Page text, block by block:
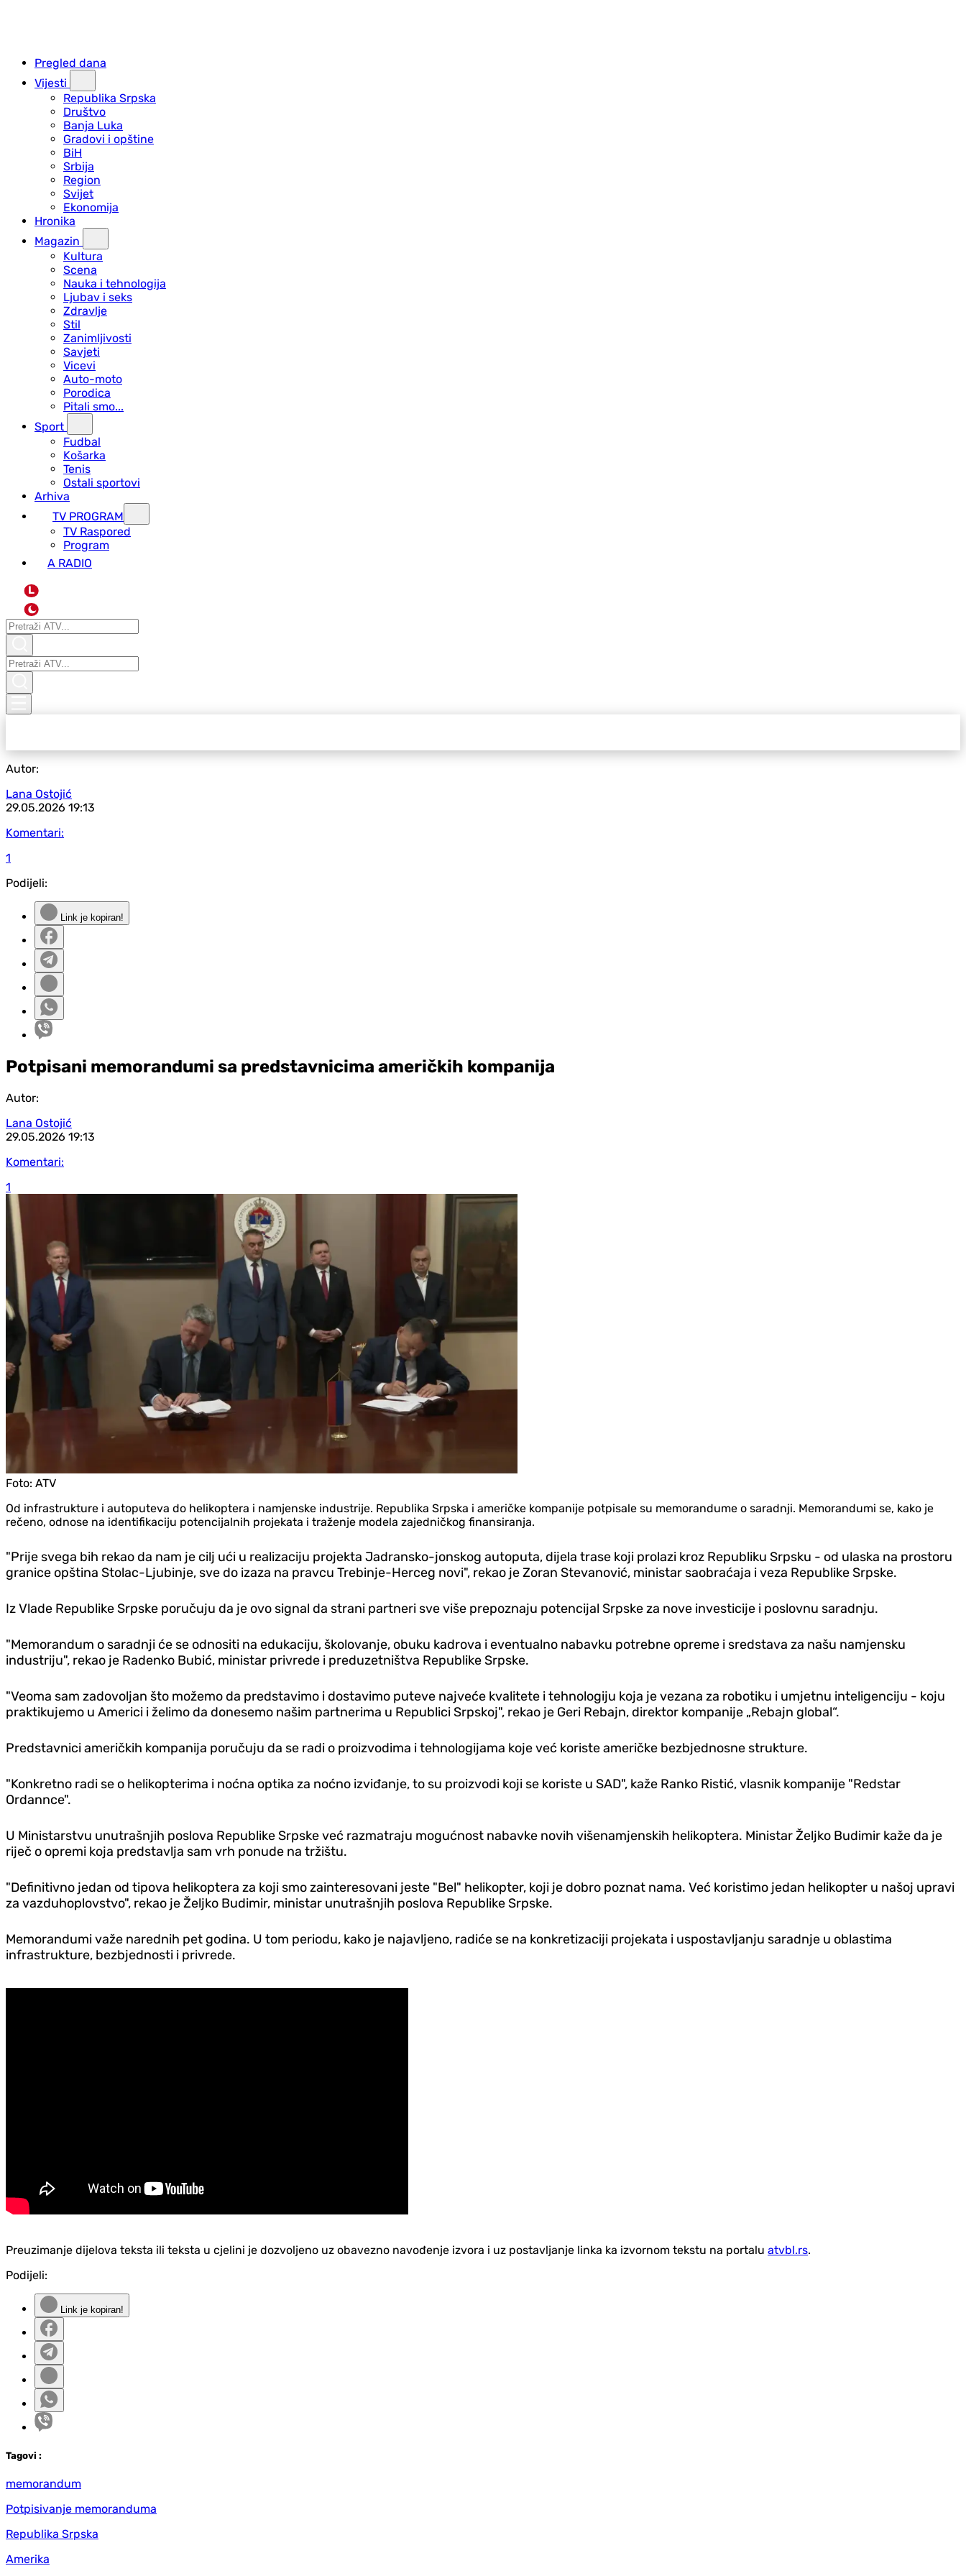
Pregled dana
Vijesti
Republika Srpska
Društvo
Banja Luka
Gradovi i opštine
BiH
Srbija
Region
Svijet
Ekonomija
Hronika
Magazin
Kultura
Scena
Nauka i tehnologija
Ljubav i seks
Zdravlje
Stil
Zanimljivosti
Savjeti
Vicevi
Auto-moto
Porodica
Pitali smo...
Sport
Fudbal
Košarka
Tenis
Ostali sportovi
Arhiva
TV PROGRAM
ТV Raspored
Program
A RADIO
L
Autor:
Lana Ostojić
29.05.2026 19:13
Komentari:
1
Podijeli:
Link je kopiran!
Potpisani memorandumi sa predstavnicima američkih kompanija
Autor:
Lana Ostojić
29.05.2026 19:13
Komentari:
1
Foto: ATV
Od infrastrukture i autoputeva do helikoptera i namjenske industrije. Republika Srpska i američke kompanije potpisale su memorandume o saradnji. Memorandumi se, kako je
rečeno, odnose na identifikaciju potencijalnih projekata i traženje modela zajedničkog finansiranja.
"Prije svega bih rekao da nam je cilj ući u realizaciju projekta Jadransko-jonskog autoputa, dijela trase koji prolazi kroz Republiku Srpsku - od ulaska na prostoru
granice opština Stolac-Ljubinje, sve do izaza na pravcu Trebinje-Herceg novi", rekao je Zoran Stevanović, ministar saobraćaja i veza Republike Srpske.
Iz Vlade Republike Srpske poručuju da je ovo signal da strani partneri sve više prepoznaju potencijal Srpske za nove investicije i poslovnu saradnju.
"Memorandum o saradnji će se odnositi na edukaciju, školovanje, obuku kadrova i eventualno nabavku potrebne opreme i sredstava za našu namjensku
industriju", rekao je Radenko Bubić, ministar privrede i preduzetništva Republike Srpske.
"Veoma sam zadovoljan što možemo da predstavimo i dostavimo puteve najveće kvalitete i tehnologiju koja je vezana za robotiku i umjetnu inteligenciju - koju
praktikujemo u Americi i želimo da donesemo našim partnerima u Republici Srpskoj", rekao je Geri Rebajn, direktor kompanije „Rebajn global“.
Predstavnici američkih kompanija poručuju da se radi o proizvodima i tehnologijama koje već koriste američke bezbjednosne strukture.
"Konkretno radi se o helikopterima i noćna optika za noćno izviđanje, to su proizvodi koji se koriste u SAD", kaže Ranko Ristić, vlasnik kompanije "Redstar
Ordannce".
U Ministarstvu unutrašnjih poslova Republike Srpske već razmatraju mogućnost nabavke novih višenamjenskih helikoptera. Ministar Željko Budimir kaže da je
riječ o opremi koja predstavlja sam vrh ponude na tržištu.
"Definitivno jedan od tipova helikoptera za koji smo zainteresovani jeste "Bel" helikopter, koji je dobro poznat nama. Već koristimo jedan helikopter u našoj upravi
za vazduhoplovstvo", rekao je Željko Budimir, ministar unutrašnjih poslova Republike Srpske.
Memorandumi važe narednih pet godina. U tom periodu, kako je najavljeno, radiće se na konkretizaciji projekata i uspostavljanju saradnje u oblastima
infrastrukture, bezbjednosti i privrede.
Preuzimanje dijelova teksta ili teksta u cjelini je dozvoljeno uz obavezno navođenje izvora i uz postavljanje linka ka izvornom tekstu na portalu atvbl.rs.
Podijeli:
Link je kopiran!
Tagovi :
memorandum
Potpisivanje memoranduma
Republika Srpska
Amerika